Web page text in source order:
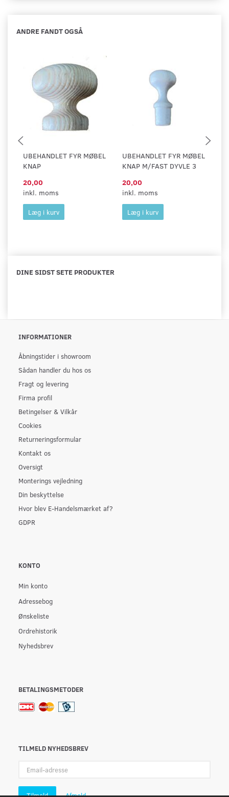
ANDRE FANDT OGSÅ
UBEHANDLET FYR MØBEL
KNAP
20,00
inkl. moms
Læg i kurv
UBEHANDLET FYR MØBEL
KNAP M/FAST DYVLE 3
20,00
inkl. moms
Læg i kurv
DINE SIDST SETE PRODUKTER
INFORMATIONER
Åbningstider i showroom
Sådan handler du hos os
Fragt og levering
Firma profil
Betingelser & Vilkår
Cookies
Returneringsformular
Kontakt os
Oversigt
Monterings vejledning
Din beskyttelse
Hvor blev E-Handelsmærket af?
GDPR
KONTO
Min konto
Adressebog
Ønskeliste
Ordrehistorik
Nyhedsbrev
BETALINGSMETODER
TILMELD NYHEDSBREV
adresse